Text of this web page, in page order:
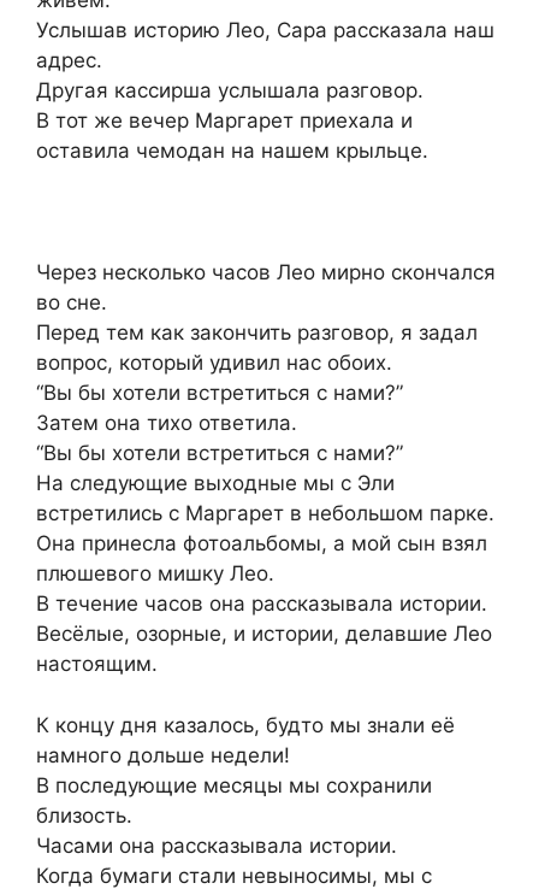
Услышав историю Лео, Сара рассказала наш
адрес.
Другая кассирша услышала разговор.
В тот же вечер Маргарет приехала и
оставила чемодан на нашем крыльце.
Через несколько часов Лео мирно скончался
во сне.
Перед тем как закончить разговор, я задал
вопрос, который удивил нас обоих.
“Вы бы хотели встретиться с нами?”
Затем она тихо ответила.
“Вы бы хотели встретиться с нами?”
На следующие выходные мы с Эли
встретились с Маргарет в небольшом парке.
Она принесла фотоальбомы, а мой сын взял
плюшевого мишку Лео.
В течение часов она рассказывала истории.
Весёлые, озорные, и истории, делавшие Лео
настоящим.
К концу дня казалось, будто мы знали её
намного дольше недели!
В последующие месяцы мы сохранили
близость.
Часами она рассказывала истории.
Когда бумаги стали невыносимы, мы с